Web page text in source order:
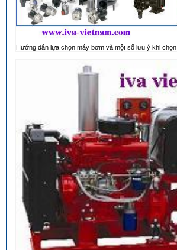
Hướng dẫn lựa chọn máy bơm và một số lưu ý khi chọn